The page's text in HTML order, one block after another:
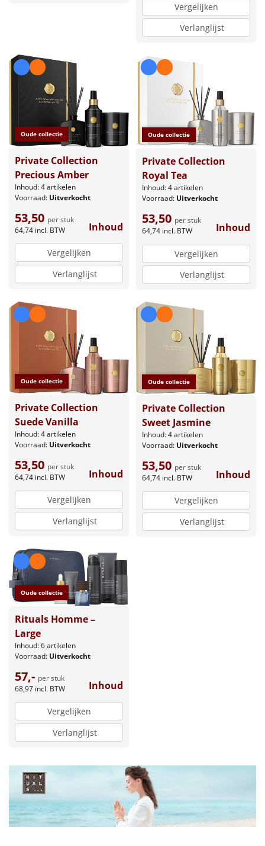
Vergelijken
Verlanglijst
Oude collectie
Private Collection
Precious Amber
Inhoud: 4 artikelen
Voorraad: Uitverkocht
53,50 per stuk
64,74 incl. BTW Inhoud
Vergelijken
Verlanglijst
Oude collectie
Private Collection
Royal Tea
Inhoud: 4 artikelen
Voorraad: Uitverkocht
53,50 per stuk
64,74 incl. BTW Inhoud
Vergelijken
Verlanglijst
Oude collectie
Private Collection
Suede Vanilla
Inhoud: 4 artikelen
Voorraad: Uitverkocht
53,50 per stuk
64,74 incl. BTW Inhoud
Vergelijken
Verlanglijst
Oude collectie
Private Collection
Sweet Jasmine
Inhoud: 4 artikelen
Voorraad: Uitverkocht
53,50 per stuk
64,74 incl. BTW Inhoud
Vergelijken
Verlanglijst
Oude collectie
Rituals Homme –
Large
Inhoud: 6 artikelen
Voorraad: Uitverkocht
57,- per stuk
68,97 incl. BTW Inhoud
Vergelijken
Verlanglijst